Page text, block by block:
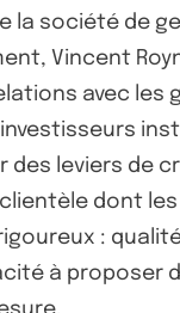
la société de
Vincent
avec les
des leviers de
dont
:
à proposer